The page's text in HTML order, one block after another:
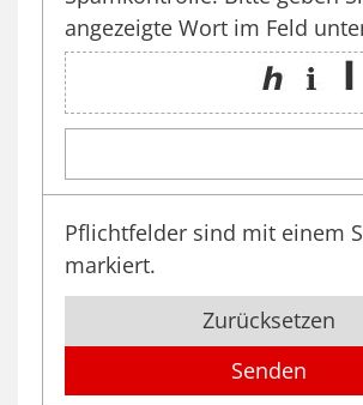
angezeigte Wort im Feld
Pflichtfelder sind mit einem
markiert.
Zurücksetzen